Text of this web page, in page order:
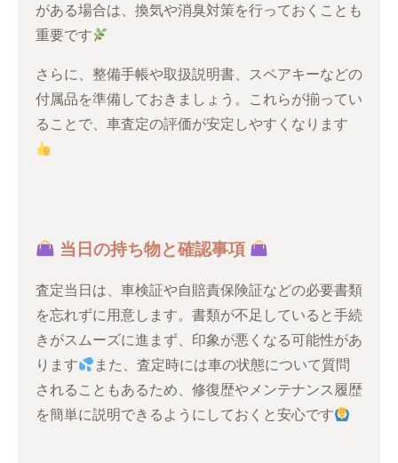
がある場合は、換気や消臭対策を行っておくことも
重要です
さらに、整備手帳や取扱説明書、スペアキーなどの
付属品を準備しておきましょう。これらが揃ってい
ることで、車査定の評価が安定しやすくなります
当日の持ち物と確認事項
査定当日は、車検証や自賠責保険証などの必要書類
を忘れずに用意します。書類が不足していると手続
きがスムーズに進まず、印象が悪くなる可能性があ
ります
また、査定時には車の状態について質問
されることもあるため、修復歴やメンテナンス履歴
を簡単に説明できるようにしておくと安心です